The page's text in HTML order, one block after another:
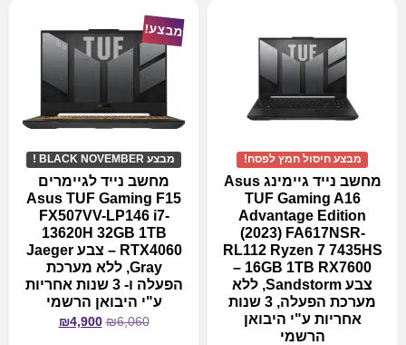
מבצע חיסול חמץ לפסח!
מחשב נייד גיימינג Asus
TUF Gaming A16
Advantage Edition
(2023) FA617NSR-
RL112 Ryzen 7 7435HS
16GB 1TB RX7600 –
צבע Sandstorm, ללא
מערכת הפעלה, 3 שנות
אחריות ע"י היבואן
הרשמי
מבצע!
מבצע BLACK NOVEMBER !
מחשב נייד לגיימרים
Asus TUF Gaming F15
FX507VV-LP146 i7-
13620H 32GB 1TB
RTX4060 – צבע Jaeger
Gray, ללא מערכת
הפעלה ו- 3 שנות אחריות
ע"י היבואן הרשמי
₪6,060
₪4,900